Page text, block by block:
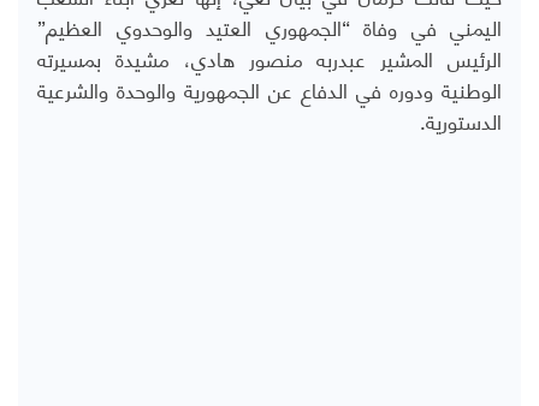
اليمني في وفاة “الجمهوري العتيد والوحدوي العظيم”
الرئيس المشير عبدربه منصور هادي، مشيدة بمسيرته
الوطنية ودوره في الدفاع عن الجمهورية والوحدة والشرعية
الدستورية.